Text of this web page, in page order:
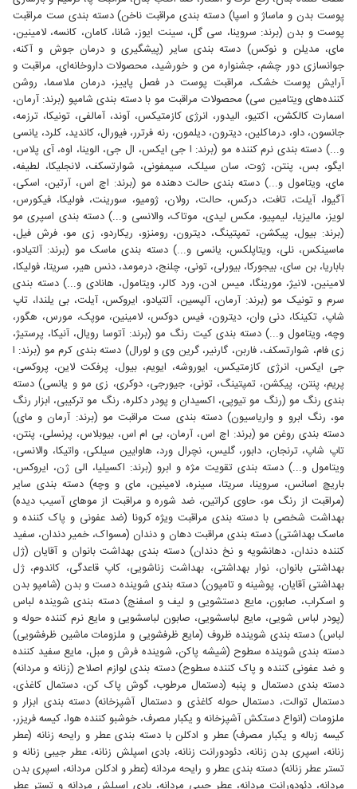
پوست بدن و ماساژ و اسپا) دسته بندی مراقبت ناخن) دسته بندی ست مراقبت
پوست و بدن (برند: سروینا، سی گل، سینت ایوز، شانا، کامان، کانسه، لامینین،
مای، مدیلن و نوکس) دسته بندی سایر (پیشگیری و درمان جوش و آکنه،
جوانسازی دور چشم، جشنواره من و خورشید، محصولات داروخانه‌ای، مراقبت و
آرایش پوست خشک، مراقبت پوست در فصل پاییز، درمان ملاسما، روشن
کننده‌های ویتامین سی) محصولات مراقبت مو با دسته بندی شامپو (برند: آرمان،
اسمارت کالکشن، اکتیو، الیدور، انرژی کازمتیکس، آوند، آمالفی، تونیکا، ترزمه،
جانسون، داو، درماکلین، دیترون، دیلمون، رنه فرترر، فیورال، کاندید، کلرد، یانسی
و...) دسته بندی نرم کننده مو (برند: ا جی ایکس، ال جی، الوینا، اوه، آی پلاس،
ایگو، بس، پنتن، ژوت، سان سیلک، سیمفونی، شوارتسکف، لانجلیکا، لطیفه،
مای، ویتامول و...) دسته بندی حالت دهنده مو (برند: اچ اس، آرتین، اسکی،
آگیوا، آیلت، تافت، درکس، حالت، رولان، ژومیو، سورینت، فولیکا، فیکورس،
لویز، مالیزیا، لیمپیو، مکس لیدی، موتاک، والانسی و...) دسته بندی اسپری مو
(برند: بیول، پیکشن، تمپتینگ، دیترون، رومنزو، ریکاردو، زی مو، فرش فیل،
ماسینکس، نلی، ویتاپلکس، یانسی و...) دسته بندی ماسک مو (برند: آلتیادو،
باباریا، بن سای، بیجورکا، بیورلی، تونی، چلنج، درمومد، دنس هیر، سریتا، فولیکا،
لامینین، لانیژ، مورینگا، میس ادن، ورد کالر، ویتامول، هانادی و...) دسته بندی
سرم و تونیک مو (برند: آرمان، آلپسین، آلتیادو، ایروکس، آیلت، بی یلندا، تاپ
شاپ، تکینکا، دنی وان، دیترون، فیس دوکس، لامینین، موپک، مورس، هگور،
وچه، ویتامول و...) دسته بندی کیت رنگ مو (برند: آتوسا رویال، آنیکا، پرستیژ،
زی فام، شوارتسکف، فاربن، گارنیر، گرین وی و لورال) دسته بندی کرم مو (برند: ا
جی ایکس، انرژی کازمتیکس، ایوروشه، ایویم، بیول، پرفکت لاین، پروکسی،
پریم، پنتن، پیکشن، تمپتینگ، تونی، جیورجی، دوکری، زی مو و یانسی) دسته
بندی رنگ مو (رنگ مو تیوپی، اکسیدان و پودر دکلره، رنگ مو ترکیبی، ابزار رنگ
مو، رنگ ابرو و واریاسیون) دسته بندی ست مراقبت مو (برند: آرمان و مای)
دسته بندی روغن مو (برند: اچ اس، آرمان، بی ام اس، بیوبلاس، پرنسلی، پنتن،
تاپ شاپ، ترنجان، دابور، گلیس، نچرال ورد، هاوایین سیلکی، واتیکا، والانسی،
ویتامول و...) دسته بندی تقویت مژه و ابرو (برند: اکسیلیا، الی ژن، ایروکس،
باریچ اسانس، سروینا، سریتا، سینره، لامینین، مای و وچه) دسته بندی سایر
(مراقبت از رنگ مو، حاوی کراتین، ضد شوره و مراقبت از موهای آسیب دیده)
بهداشت شخصی با دسته بندی مراقبت ویژه کرونا (ضد عفونی و پاک کننده و
ماسک بهداشتی) دسته بندی مراقبت دهان و دندان (مسواک، خمیر دندان، سفید
کننده دندان، دهانشویه و نخ دندان) دسته بندی بهداشت بانوان و آقایان (ژل
بهداشتی بانوان، نوار بهداشتی، بهداشت زناشویی، کاپ قاعدگی، کاندوم، ژل
بهداشتی آقایان، پوشینه و تامپون) دسته بندی شوینده دست و بدن (شامپو بدن
و اسکراب، صابون، مایع دستشویی و لیف و اسفنج) دسته بندی شوینده لباس
(پودر لباس شویی، مایع لباسشویی، صابون لباسشویی و مایع نرم کننده حوله و
لباس) دسته بندی شوینده ظروف (مایع ظرفشویی و ملزومات ماشین ظرفشویی)
دسته بندی شوینده سطوح (شیشه پاکن، شوینده فرش و مبل، مایع سفید کننده
و ضد عفونی کننده و پاک کننده سطوح) دسته بندی لوازم اصلاح (زنانه و مردانه)
دسته بندی دستمال و پنبه (دستمال مرطوب، گوش پاک کن، دستمال کاغذی،
دستمال توالت، دستمال حوله کاغذی و دستمال آشپزخانه) دسته بندی ابزار و
ملزومات (انواع دستکش آشپزخانه و یکبار مصرف، خوشبو کننده هوا، کیسه فریزر،
کیسه زباله و یکبار مصرف) عطر و ادکلن با دسته بندی عطر و رایحه زنانه (عطر
زنانه، اسپری بدن زنانه، دئودورانت زنانه، بادی اسپلش زنانه، عطر جیبی زنانه و
تستر عطر زنانه) دسته بندی عطر و رایحه مردانه (عطر و ادکلن مردانه، اسپری بدن